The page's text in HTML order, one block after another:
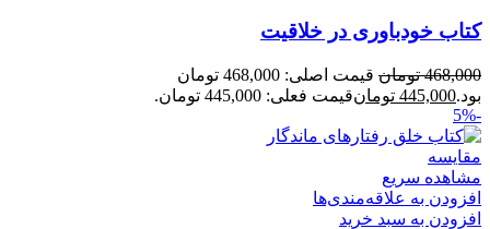
کتاب خودباوری در خلاقیت
468,000 تومان
قیمت اصلی: 468,000 تومان
بود.445,000 تومانقیمت فعلی: 445,000 تومان.
-5%
مقایسه
مشاهده سریع
افزودن به علاقه‌مندی‌ها
افزودن به سبد خرید